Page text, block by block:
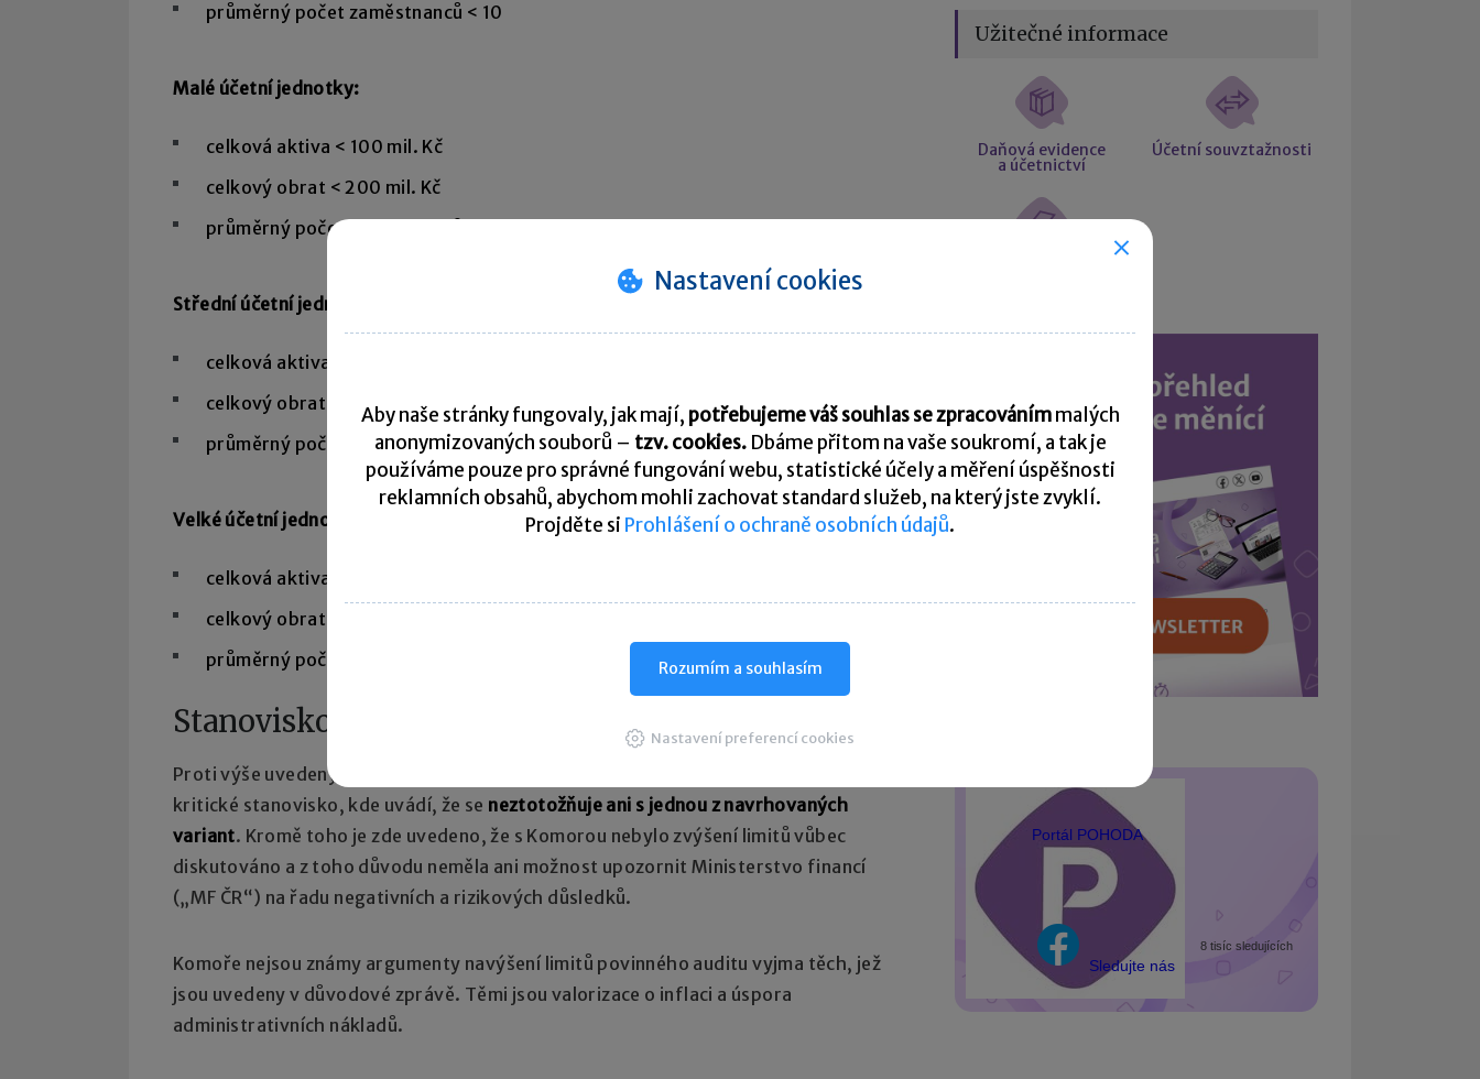
průměrný počet zaměstnanců < 10
Malé účetní jednotky:
celková aktiva < 100 mil. Kč
celkový obrat < 200 mil. Kč
průměrný počet zaměstnanců < 50
Střední účetní jednotky:
celková aktiva < 500 mil. Kč
celkový obrat < 1 000 mil. Kč
průměrný počet zaměstnanců < 250
Velké účetní jednotky:
celková aktiva > 500 mil. Kč
celkový obrat > 1 000 mil. Kč
průměrný počet zaměstnanců > 250
Stanovisko Komory auditorů ČR
Proti výše uvedeným změnám se ohradila Komora auditorů ČR, která vydala poměrně
kritické stanovisko, kde uvádí, že se neztotožňuje ani s jednou z navrhovaných
variant. Kromě toho je zde uvedeno, že s Komorou nebylo zvýšení limitů vůbec
diskutováno a z toho důvodu neměla ani možnost upozornit Ministerstvo financí
(„MF ČR“) na řadu negativních a rizikových důsledků.
Komoře nejsou známy argumenty navýšení limitů povinného auditu vyjma těch, jež
jsou uvedeny v důvodové zprávě. Těmi jsou valorizace o inflaci a úspora
administrativních nákladů.
Užitečné informace
Daňová evidence
a účetnictví
Účetní souvztažnosti
Portál POHODA
Sledujte nás
8 tisíc sledujících
Nastavení cookies
Aby naše stránky fungovaly, jak mají, potřebujeme váš souhlas se zpracovánímmalých
anonymizovaných souborů – tzv. cookies. Dbáme přitom na vaše soukromí, a tak je
používáme pouze pro správné fungování webu, statistické účely a měření úspěšnosti
reklamních obsahů, abychom mohli zachovat standard služeb, na který jste zvyklí.
Projděte si Prohlášení o ochraně osobních údajů.
Rozumím a souhlasím
Nastavení preferencí cookies